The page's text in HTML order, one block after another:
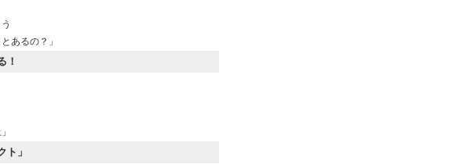
あるの？」
！
ト」